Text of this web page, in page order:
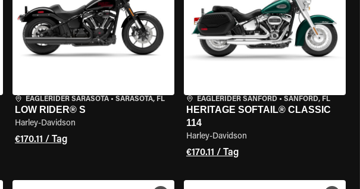
EAGLERIDER SARASOTA• SARASOTA, FL
LOW RIDER® S
Harley-Davidson
€170.11 / Tag
EAGLERIDER SANFORD• SANFORD, FL
HERITAGE SOFTAIL® CLASSIC
114
Harley-Davidson
€170.11 / Tag